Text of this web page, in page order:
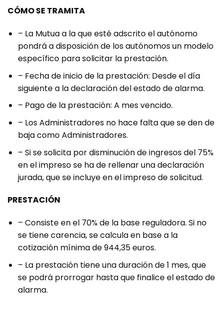
CÓMOSE TRAMITA
– La Mutua a la que esté adscrito el autónomo
pondrá a disposición de los autónomos un modelo
específico para solicitar la prestación.
– Fecha de inicio de la prestación: Desde el día
siguiente a la declaración del estado de alarma.
– Pago de la prestación: A mes vencido.
– Los Administradores no hace falta que se den de
baja como Administradores.
– Si se solicita por disminución de ingresos del 75%
en el impreso se ha de rellenar una declaración
jurada, que se incluye en el impreso de solicitud.
PRESTACIÓN
– Consiste en el 70% de la base reguladora. Si no
se tiene carencia, se calcula en base a la
cotización mínima de 944,35 euros.
– La prestación tiene una duración de 1 mes, que
se podrá prorrogar hasta que finalice el estado de
alarma.